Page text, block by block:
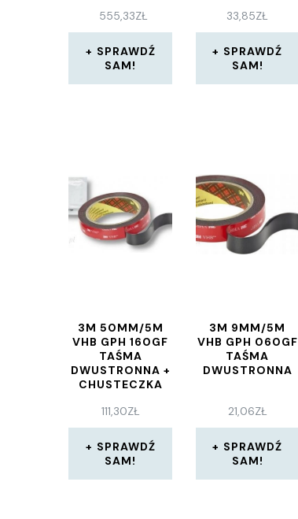
555,33ZŁ
SPRAWDŹ
SAM!
33,85ZŁ
SPRAWDŹ
SAM!
3M 50MM/5M
VHB GPH 160GF
TAŚMA
DWUSTRONNA +
CHUSTECZKA
111,30ZŁ
SPRAWDŹ
SAM!
3M 9MM/5M
VHB GPH 060GF
TAŚMA
DWUSTRONNA
21,06ZŁ
SPRAWDŹ
SAM!